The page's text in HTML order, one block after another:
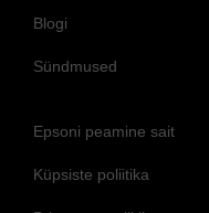
Sündmused
Küpsiste poliitika
Privaatsuspoliitika